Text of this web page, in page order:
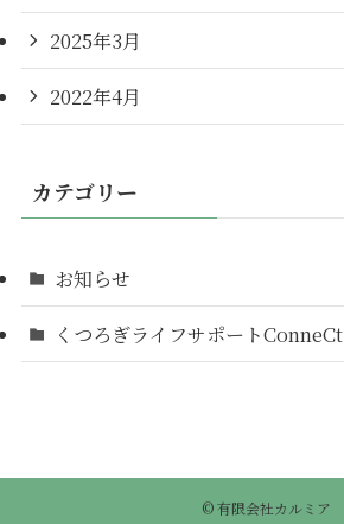
2025年3月
2022年4月
カテゴリー
お知らせ
くつろぎライフサポートConneCt
©有限会社カルミア